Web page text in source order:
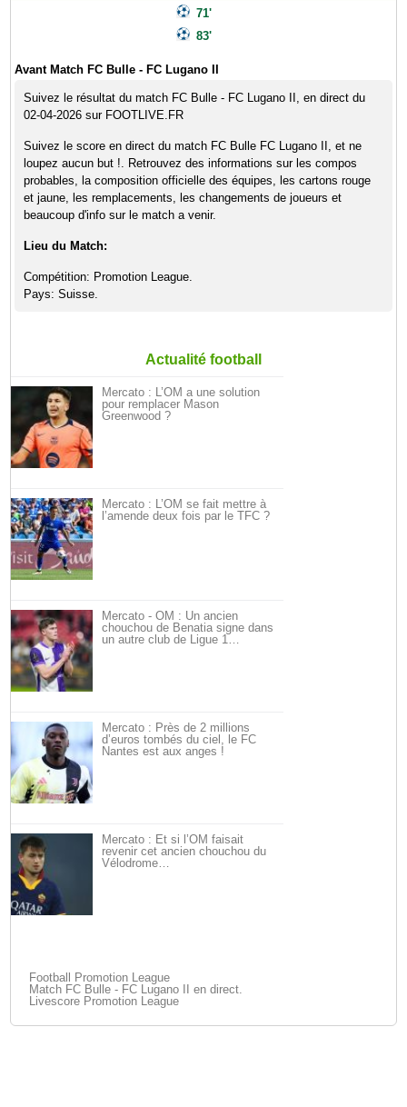
71'
83'
Avant Match FC Bulle - FC Lugano II
Suivez le résultat du match FC Bulle - FC Lugano II, en direct du
02-04-2026 sur FOOTLIVE.FR
Suivez le score en direct du match FC Bulle FC Lugano II, et ne
loupez aucun but !. Retrouvez des informations sur les compos
probables, la composition officielle des équipes, les cartons rouge
et jaune, les remplacements, les changements de joueurs et
beaucoup d'info sur le match a venir.
Lieu du Match:
Compétition: Promotion League.
Pays: Suisse.
Actualité football
Mercato : L’OM a une solution
pour remplacer Mason
Greenwood ?
Mercato : L’OM se fait mettre à
l’amende deux fois par le TFC ?
Mercato - OM : Un ancien
chouchou de Benatia signe dans
un autre club de Ligue 1…
Mercato : Près de 2 millions
d’euros tombés du ciel, le FC
Nantes est aux anges !
Mercato : Et si l’OM faisait
revenir cet ancien chouchou du
Vélodrome…
Football Promotion League
Match FC Bulle - FC Lugano II en direct.
Livescore Promotion League